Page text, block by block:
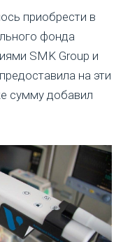
приобрести в
фонда
SMK Group и
на эти
сумму добавил